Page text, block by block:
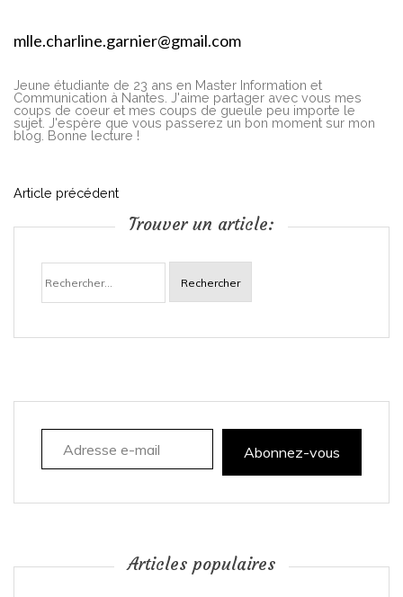
mlle.charline.garnier@gmail.com
Jeune étudiante de 23 ans en Master Information et
Communication à Nantes. J'aime partager avec vous mes
coups de coeur et mes coups de gueule peu importe le
sujet. J'espère que vous passerez un bon moment sur mon
blog. Bonne lecture !
N
i
a
n
Article précédent
Trouver un article:
Rechercher :
Adresse e-mail
Abonnez-vous
Articles populaires